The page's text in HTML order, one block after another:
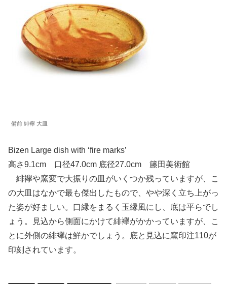
備前 緋襷 大皿
Bizen Large dish with ‘fire marks’
高さ9.1cm 口径47.0cm 底径27.0cm 籐田美術館
緋襷や窯変で大振りの皿がいくつか残っていますが、こ
の大皿はなかで最も傑出したもので、やや深く立ち上がっ
た姿が好ましい。口縁をまるく玉縁風にし、底は平らでし
ょう。見込から側面にかけて緋襷がかかっていますが、こ
とに外側の緋襷は鮮かでしょう。底と見込に窯印注110が
印刻されています。